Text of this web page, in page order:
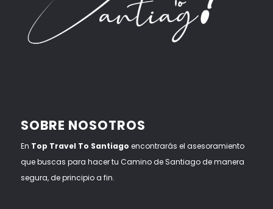
SOBRE NOSOTROS
En Top Travel To Santiago encontrarás el asesoramiento
que buscas para hacer tu Camino de Santiago de manera
segura, de principio a fin.